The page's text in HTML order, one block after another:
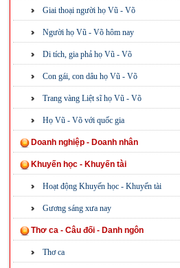
Giai thoại người họ Vũ - Võ
Người họ Vũ - Võ hôm nay
Di tích, gia phả họ Vũ - Võ
Con gái, con dâu họ Vũ - Võ
Trang vàng Liệt sĩ họ Vũ - Võ
Họ Vũ - Võ với quốc gia
Doanh nghiệp - Doanh nhân
Khuyến học - Khuyến tài
Hoạt động Khuyến học - Khuyến tài
Gương sáng xưa nay
Thơ ca - Câu đối - Danh ngôn
Thơ ca